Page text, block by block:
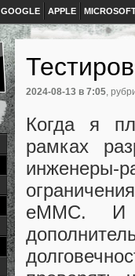
GOOGLE APPLE
2024-08-13 в 7:05,
Когда я
рамках
инженеры-
eMMC. И